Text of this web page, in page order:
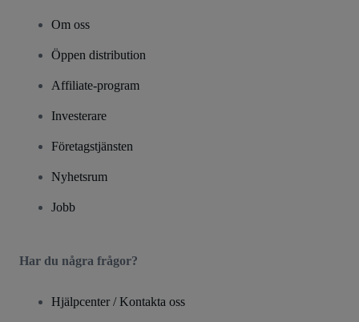
Om oss
Öppen distribution
Affiliate-program
Investerare
Företagstjänsten
Nyhetsrum
Jobb
Har du några frågor?
Hjälpcenter / Kontakta oss